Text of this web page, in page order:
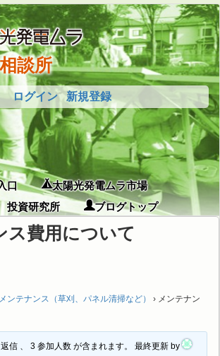
談所
ログイン 新規登録
口
太陽光発電ムラ市場
投資研究所
ブログトップ
ス費用について
メンテナンス（草刈、パネル清掃など） › メンテナン
信 、 3 参加人数 が含まれます。 最終更新 by